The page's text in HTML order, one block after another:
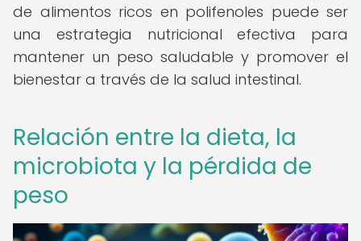
de alimentos ricos en polifenoles puede ser
una estrategia nutricional efectiva para
mantener un peso saludable y promover el
bienestar a través de la salud intestinal.
Relación entre la dieta, la
microbiota y la pérdida de
peso